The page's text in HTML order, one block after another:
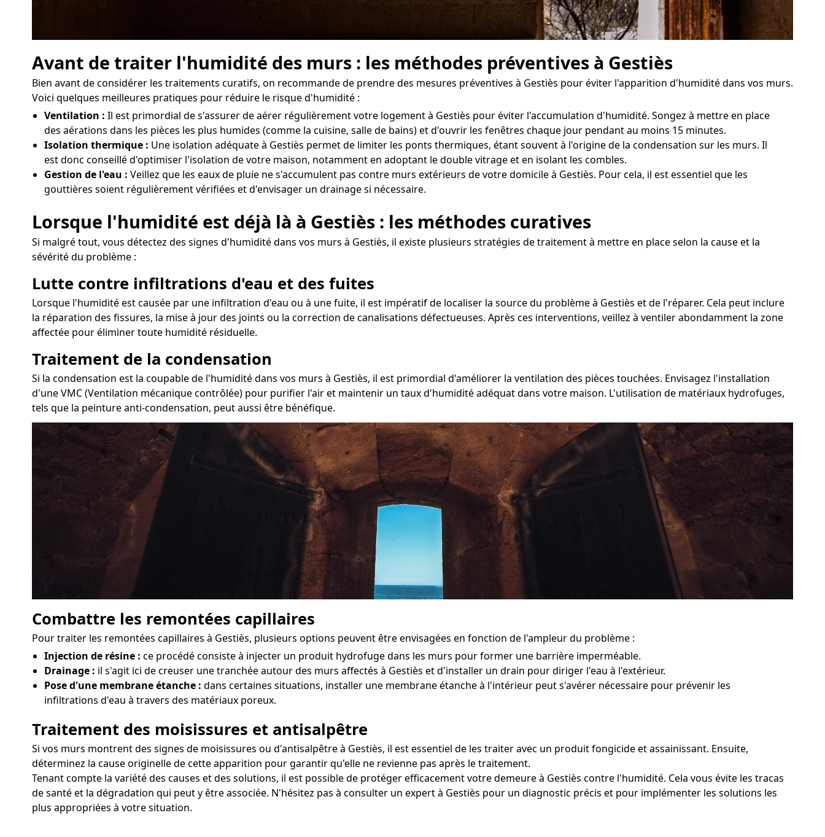
Avant de traiter l'humidité des murs : les méthodes préventives à Gestiès
Bien avant de considérer les traitements curatifs, on recommande de prendre des mesures préventives à Gestiès pour éviter l'apparition d'humidité dans vos murs.
Voici quelques meilleures pratiques pour réduire le risque d'humidité :
Ventilation : Il est primordial de s'assurer de aérer régulièrement votre logement à Gestiès pour éviter l'accumulation d'humidité. Songez à mettre en place
des aérations dans les pièces les plus humides (comme la cuisine, salle de bains) et d'ouvrir les fenêtres chaque jour pendant au moins 15 minutes.
Isolation thermique : Une isolation adéquate à Gestiès permet de limiter les ponts thermiques, étant souvent à l'origine de la condensation sur les murs. Il
est donc conseillé d'optimiser l'isolation de votre maison, notamment en adoptant le double vitrage et en isolant les combles.
Gestion de l'eau : Veillez que les eaux de pluie ne s'accumulent pas contre murs extérieurs de votre domicile à Gestiès. Pour cela, il est essentiel que les
gouttières soient régulièrement vérifiées et d'envisager un drainage si nécessaire.
Lorsque l'humidité est déjà là à Gestiès : les méthodes curatives
Si malgré tout, vous détectez des signes d'humidité dans vos murs à Gestiès, il existe plusieurs stratégies de traitement à mettre en place selon la cause et la
sévérité du problème :
Lutte contre infiltrations d'eau et des fuites
Lorsque l'humidité est causée par une infiltration d'eau ou à une fuite, il est impératif de localiser la source du problème à Gestiès et de l'réparer. Cela peut inclure
la réparation des fissures, la mise à jour des joints ou la correction de canalisations défectueuses. Après ces interventions, veillez à ventiler abondamment la zone
affectée pour éliminer toute humidité résiduelle.
Traitement de la condensation
Si la condensation est la coupable de l'humidité dans vos murs à Gestiès, il est primordial d'améliorer la ventilation des pièces touchées. Envisagez l'installation
d'une VMC (Ventilation mécanique contrôlée) pour purifier l'air et maintenir un taux d'humidité adéquat dans votre maison. L'utilisation de matériaux hydrofuges,
tels que la peinture anti-condensation, peut aussi être bénéfique.
Combattre les remontées capillaires
Pour traiter les remontées capillaires à Gestiès, plusieurs options peuvent être envisagées en fonction de l'ampleur du problème :
Injection de résine : ce procédé consiste à injecter un produit hydrofuge dans les murs pour former une barrière imperméable.
Drainage : il s'agit ici de creuser une tranchée autour des murs affectés à Gestiès et d'installer un drain pour diriger l'eau à l'extérieur.
Pose d'une membrane étanche : dans certaines situations, installer une membrane étanche à l'intérieur peut s'avérer nécessaire pour prévenir les
infiltrations d'eau à travers des matériaux poreux.
Traitement des moisissures et antisalpêtre
Si vos murs montrent des signes de moisissures ou d'antisalpêtre à Gestiès, il est essentiel de les traiter avec un produit fongicide et assainissant. Ensuite,
déterminez la cause originelle de cette apparition pour garantir qu'elle ne revienne pas après le traitement.
Tenant compte la variété des causes et des solutions, il est possible de protéger efficacement votre demeure à Gestiès contre l'humidité. Cela vous évite les tracas
de santé et la dégradation qui peut y être associée. N'hésitez pas à consulter un expert à Gestiès pour un diagnostic précis et pour implémenter les solutions les
plus appropriées à votre situation.